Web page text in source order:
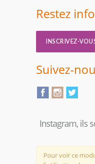
Restez
INSCRIVEZ-
Suivez-
Instagram, ils
Pour voir ce